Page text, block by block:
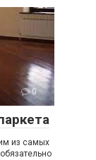
0
из самых